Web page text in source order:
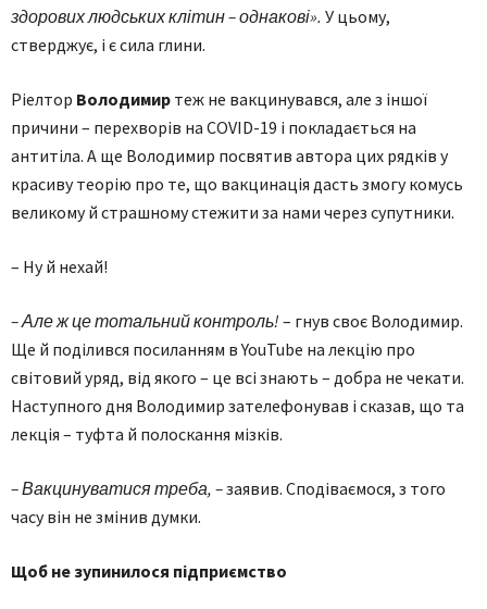
здорових людських клітин – однакові». У цьому,
стверджує, і є сила глини.
Ріелтор Володимир теж не вакцинувався, але з іншої
причини – перехворів на COVID-19 і покладається на
антитіла. А ще Володимир посвятив автора цих рядків у
красиву теорію про те, що вакцинація дасть змогу комусь
великому й страшному стежити за нами через супутники.
– Ну й нехай!
– Але ж це тотальний контроль! – гнув своє Володимир.
Ще й поділився посиланням в YouTube на лекцію про
світовий уряд, від якого – це всі знають – добра не чекати.
Наступного дня Володимир зателефонував і сказав, що та
лекція – туфта й полоскання мізків.
– Вакцинуватися треба, –заявив. Сподіваємося, з того
часу він не змінив думки.
Щоб не зупинилося підприємство